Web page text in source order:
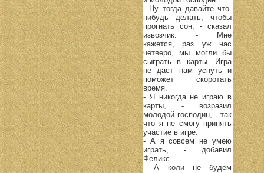
- Ну тогда давайте что-
нибудь делать, чтобы
прогнать сон, - сказал
извозчик. - Мне
кажется, раз уж нас
четверо, мы могли бы
сыграть в карты. Игра
не даст нам уснуть и
поможет скоротать
время.
- Я никогда не играю в
карты, - возразил
молодой господин, - так
что я не смогу принять
участие в игре.
- А я совсем не умею
играть, - добавил
Феликс.
- А коли не будем